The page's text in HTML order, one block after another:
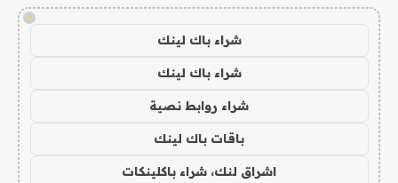
!
شراء باك لينك
شراء باك لينك
شراء روابط نصية
باقات باك لينك
اشراق لنك، شراء باكلينكات